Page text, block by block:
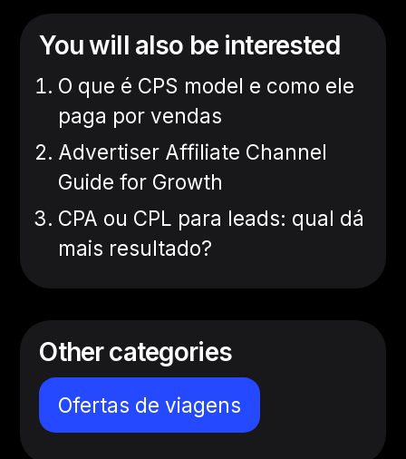
You will also be interested
O que é CPS model e como ele
paga por vendas
Advertiser Affiliate Channel
Guide for Growth
CPA ou CPL para leads: qual dá
mais resultado?
Other categories
Ofertas de viagens